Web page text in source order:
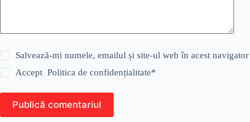
Salvează-mi numele, emailul și site-ul web în acest
AcceptPolitica de confidențialitate*
Publică comentariul